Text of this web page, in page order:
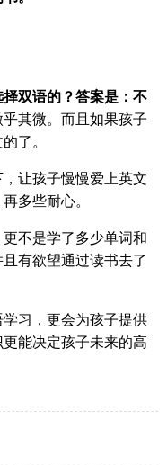
双语的？答案是：不
其微。而且如果孩子
了。
让孩子慢慢爱上英文
多些耐心。
不是学了多少单词和
有欲望通过读书去了
习，更会为孩子提供
能决定孩子未来的高